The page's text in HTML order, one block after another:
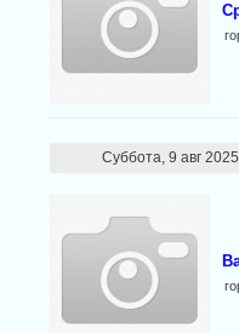
Суббота, 9 авг 2025